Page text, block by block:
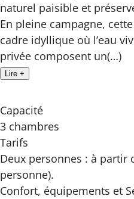
naturel paisible et
En pleine campagne,
cadre idyllique où l’eau
privée composent un(…)
Lire +
Capacité
3 chambres
Tarifs
Deux personnes : à partir
personne).
Confort, équipements et